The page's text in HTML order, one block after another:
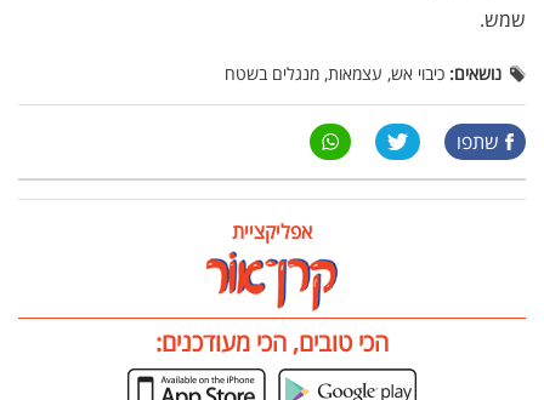
שמש.
נושאים: כיבוי אש, עצמאות, מנגלים בשטח
שתפו
אפליקציית
הכי טובים, הכי מעודכנים: